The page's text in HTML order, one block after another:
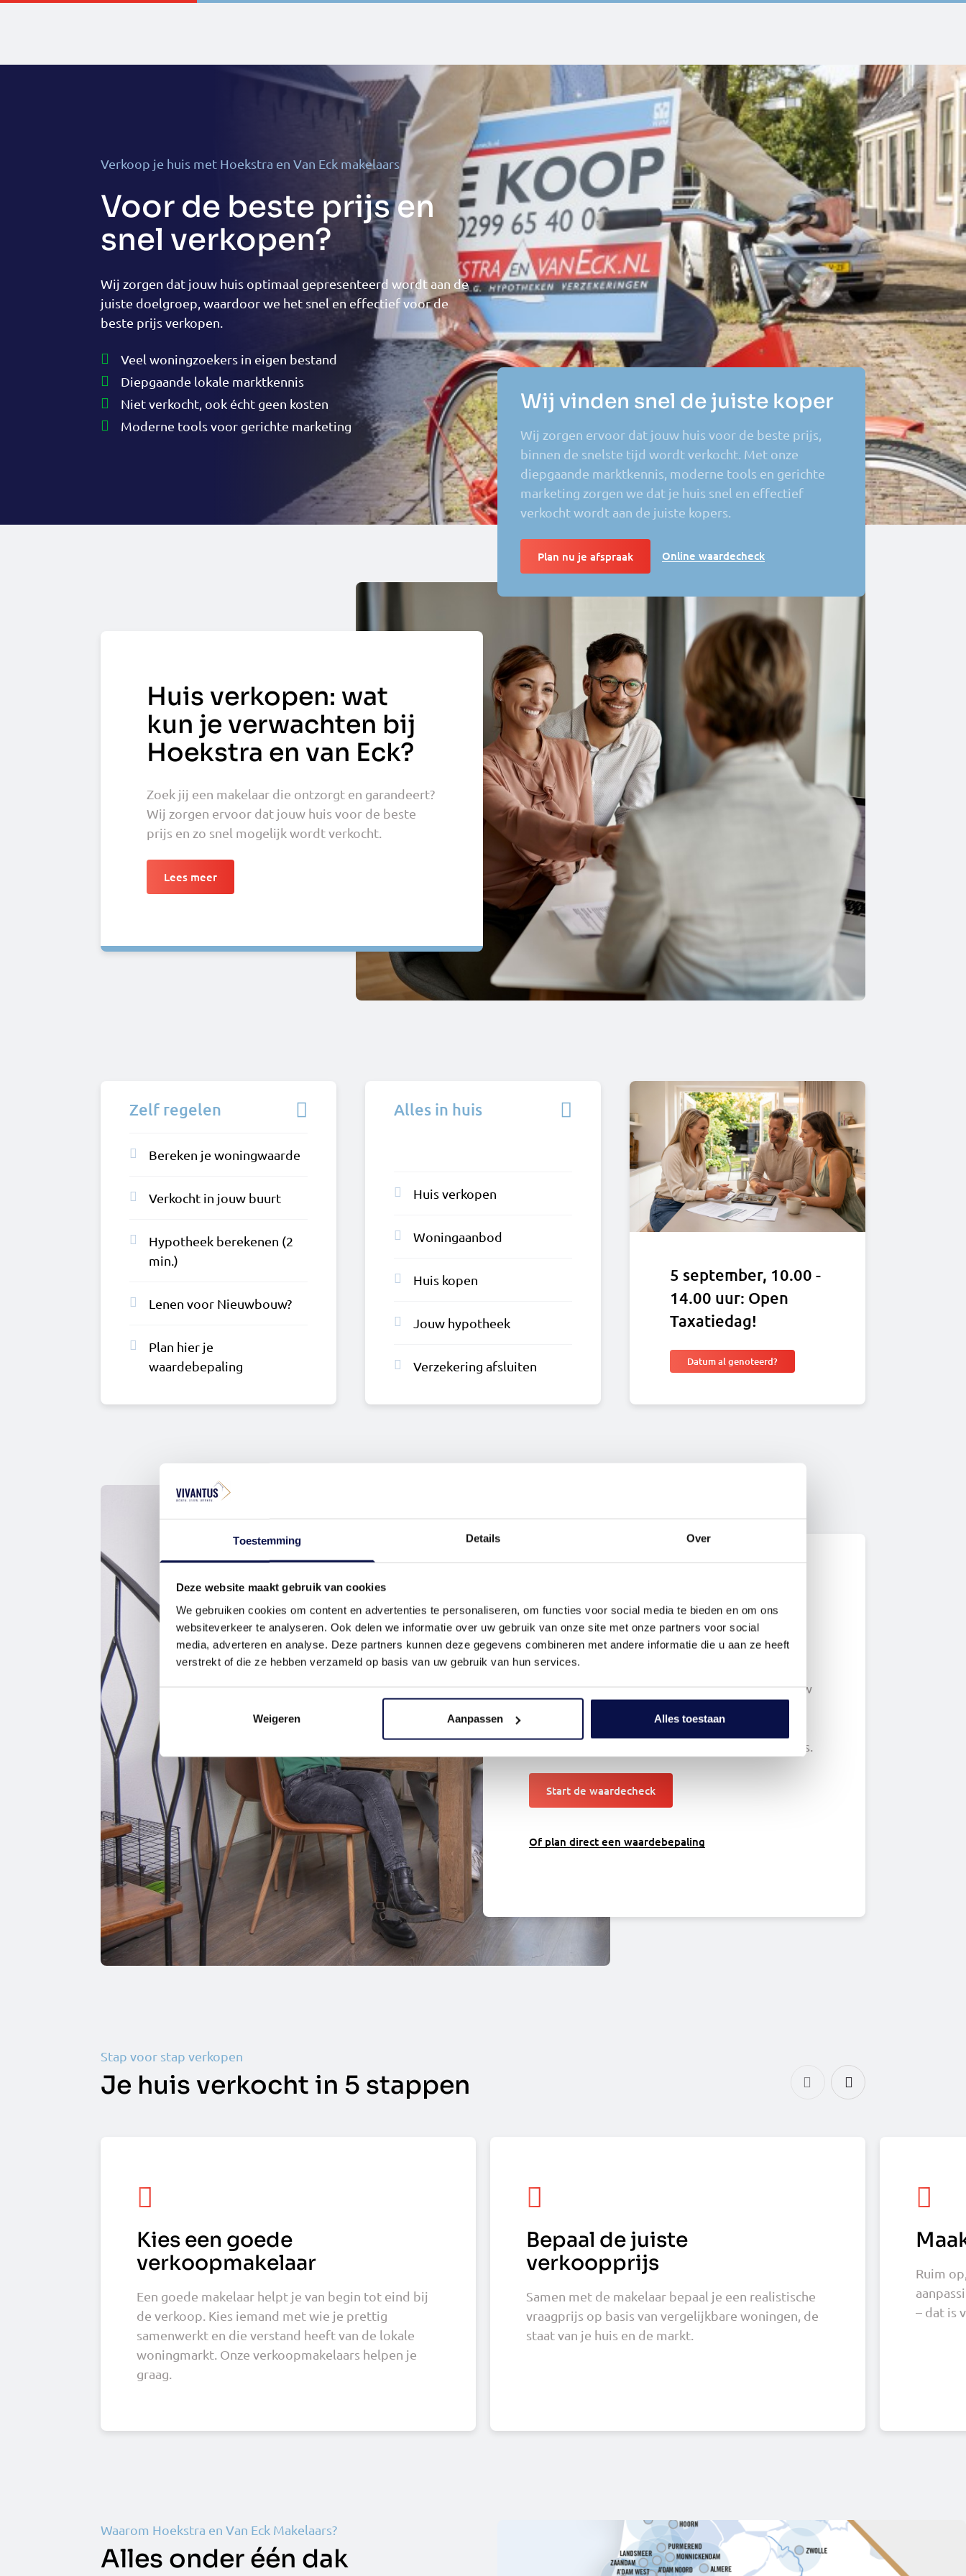
Toestemming Details Over
Deze website maakt gebruik van cookies
We gebruiken cookies om content en advertenties te personaliseren, om functies voor social media te bieden en om ons
websiteverkeer te analyseren. Ook delen we informatie over uw gebruik van onze site met onze partners voor social
media, adverteren en analyse. Deze partners kunnen deze gegevens combineren met andere informatie die u aan ze heeft
verstrekt of die ze hebben verzameld op basis van uw gebruik van hun services.
Weigeren Aanpassen Alles toestaan
Verkoop je huis met Hoekstra en Van Eck makelaars
Voor de beste prijs en
snel verkopen?
Wij zorgen dat jouw huis optimaal gepresenteerd wordt aan de
juiste doelgroep, waardoor we het snel en effectief voor de
beste prijs verkopen.
Veel woningzoekers in eigen bestand
Diepgaande lokale marktkennis
Niet verkocht, ook écht geen kosten
Moderne tools voor gerichte marketing
Wij vinden snel de juiste koper
Wij zorgen ervoor dat jouw huis voor de beste prijs,
binnen de snelste tijd wordt verkocht. Met onze
diepgaande marktkennis, moderne tools en gerichte
marketing zorgen we dat je huis snel en effectief
verkocht wordt aan de juiste kopers.
Plan nu je afspraak Online waardecheck
Huis verkopen: wat
kun je verwachten bij
Hoekstra en van Eck?
Zoek jij een makelaar die ontzorgt en garandeert?
Wij zorgen ervoor dat jouw huis voor de beste
prijs en zo snel mogelijk wordt verkocht.
Lees meer
Zelf regelen
Bereken je woningwaarde
Verkocht in jouw buurt
Hypotheek berekenen (2
min.)
Lenen voor Nieuwbouw?
Plan hier je
waardebepaling
Alles in huis
Huis verkopen
Woningaanbod
Huis kopen
Jouw hypotheek
Verzekering afsluiten
5 september, 10.00 -
14.00 uur: Open
Taxatiedag!
Datum al genoteerd?
Wat is mijn huis
waard?
Binnen 2 minuten weten wat je huis waard is?
Onze waardecheck berekent de waarde van jouw
vergelijkbare huizen in de buurt. Zo heb je een
nauwkeurige schatting van de waarde van je huis.
Start de waardecheck
Of plan direct een waardebepaling
Stap voor stap verkopen
Je huis verkocht in 5 stappen
Kies een goede
verkoopmakelaar
Een goede makelaar helpt je van begin tot eind bij
de verkoop. Kies iemand met wie je prettig
samenwerkt en die verstand heeft van de lokale
woningmarkt. Onze verkoopmakelaars helpen je
graag.
Bepaal de juiste
verkoopprijs
Samen met de makelaar bepaal je een realistische
vraagprijs op basis van vergelijkbare woningen, de
staat van je huis en de markt.
Ruim
– dat is
Waarom Hoekstra en Van Eck Makelaars?
Alles onder één dak